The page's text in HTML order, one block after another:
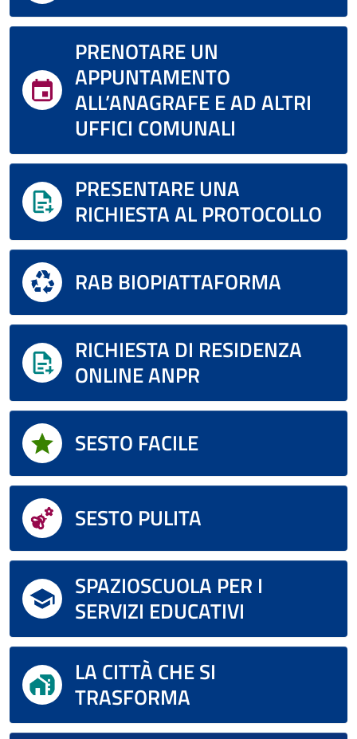
PRENOTARE UN
APPUNTAMENTO
ALL’ANAGRAFE E AD ALTRI
UFFICI COMUNALI
PRESENTARE UNA
RICHIESTA AL PROTOCOLLO
RAB BIOPIATTAFORMA
RICHIESTA DI RESIDENZA
ONLINE ANPR
SESTO FACILE
SESTO PULITA
SPAZIOSCUOLA PER I
SERVIZI EDUCATIVI
LA CITTÀ CHE SI
TRASFORMA